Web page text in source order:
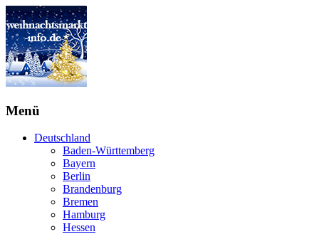
Menü
Deutschland
Baden-Württemberg
Bayern
Berlin
Brandenburg
Bremen
Hamburg
Hessen